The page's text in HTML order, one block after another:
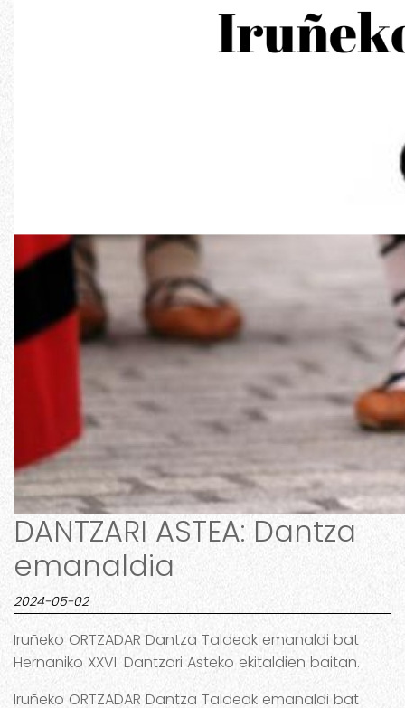
DANTZARI ASTEA: Dantza
emanaldia
2024-05-02
Iruñeko ORTZADAR Dantza Taldeak emanaldi bat
Hernaniko XXVI. Dantzari Asteko ekitaldien baitan.
Iruñeko ORTZADAR Dantza Taldeak emanaldi bat